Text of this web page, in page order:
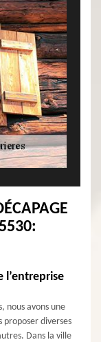
l’entreprise
nous avons une
proposer diverses
Dans la ville